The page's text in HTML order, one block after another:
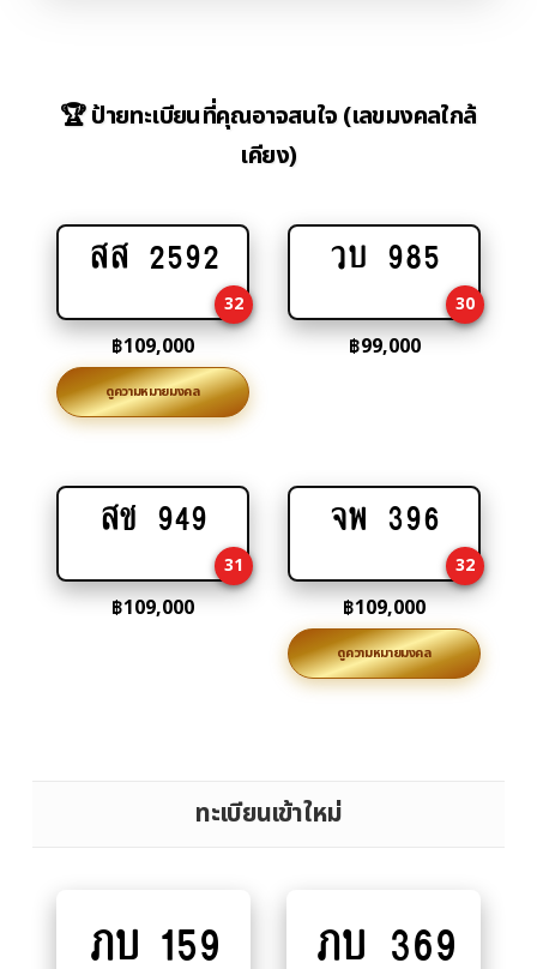
🏆 ป้ายทะเบียนที่คุณอาจสนใจ (เลขมงคลใกล้
เคียง)
Add
cart
สส 2592
32
฿109,000
ดูความหมายมงคล
Add
cart
วบ 985
30
฿99,000
Add
cart
สช 949
31
฿109,000
Add
cart
จพ 396
32
฿109,000
ดูความหมายมงคล
ทะเบียนเข้าใหม่
to
ภบ 159
to
ภบ 369